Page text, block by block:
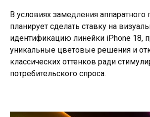
В условиях замедления аппаратного
планирует сделать ставку на
идентификацию линейки iPhone 18,
уникальные цветовые решения и
классических оттенков ради
потребительского спроса.